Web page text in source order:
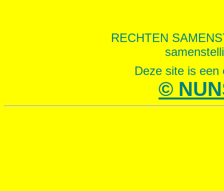
RECHTEN
Deze site is een
©